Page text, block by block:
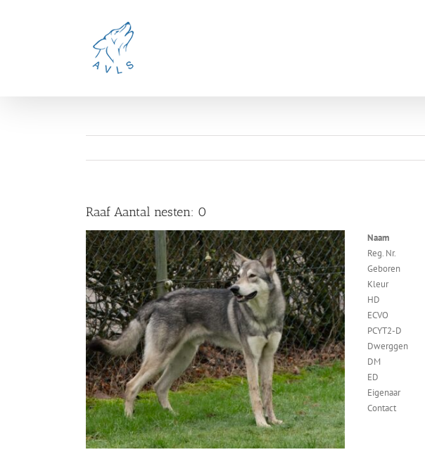
Raaf Aantal nesten: 0
Naam
Reg. Nr.
Geboren
Kleur
HD
ECVO
PCYT2-D
Dwerggen
DM
ED
Eigenaar
Contact